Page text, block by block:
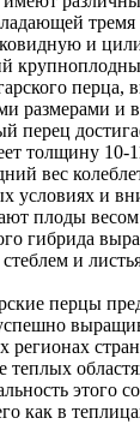
тремя
и
перца,
размерами и
перец
толщину
вес
условиях и
плоды
гибрида
и
перцы
регионах
теплых
этого
как в